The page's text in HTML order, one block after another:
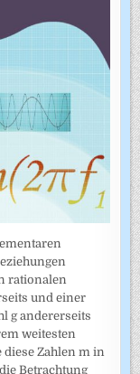
rationalen
und einer
g andererseits
weitesten
diese Zahlen m in
Betrachtung